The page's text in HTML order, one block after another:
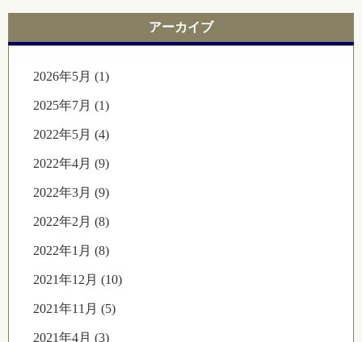
アーカイブ
2026年5月 (1)
2025年7月 (1)
2022年5月 (4)
2022年4月 (9)
2022年3月 (9)
2022年2月 (8)
2022年1月 (8)
2021年12月 (10)
2021年11月 (5)
2021年4月 (3)